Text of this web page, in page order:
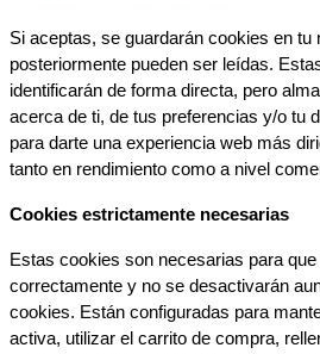
Si aceptas, se guardarán cookies en tu
posteriormente pueden ser leídas.
identificarán de forma directa, pero
acerca de ti, de tus preferencias y/o tu
para darte una experiencia web más
tanto en rendimiento como a nivel
Cookies estrictamente necesarias
Estas cookies son necesarias para
correctamente y no se desactivarán
cookies. Están configuradas para
activa, utilizar el carrito de compra,